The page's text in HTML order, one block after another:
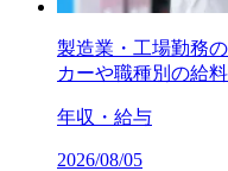
製造業・工場勤務
カーや職種別の給
年収・給与
2026/08/05